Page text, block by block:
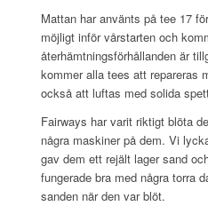
Mattan har använts på tee 17
möjligt inför vårstarten och
återhämtningsförhållanden är
kommer alla tees att repareras
också att luftas med solida
Fairways har varit riktigt blöta
några maskiner på dem. Vi
gav dem ett rejält lager sand
fungerade bra med några torra
sanden när den var blöt.